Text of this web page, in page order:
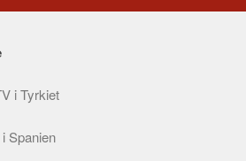
i Tyrkiet
Spanien